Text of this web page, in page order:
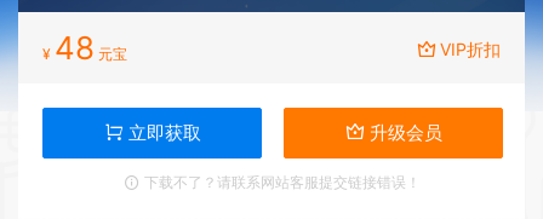
¥ 48 元宝 VIP折扣
立即获取 升级会员
下载不了？请联系网站客服提交链接错误！